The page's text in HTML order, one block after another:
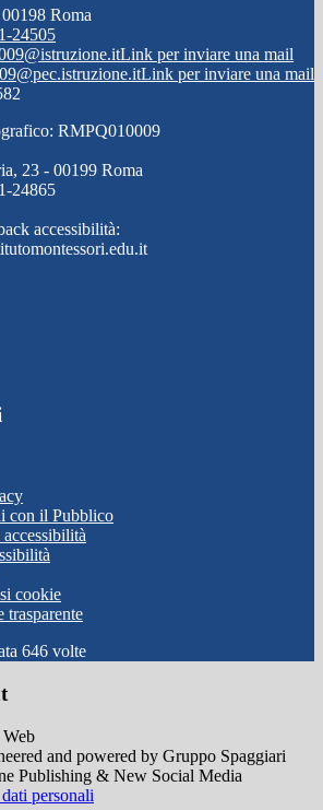
Roma
24505
Link per inviare una mail
Link per inviare una mail
RMPQ010009
23 - 00199 Roma
24865
accessibilità:
con il Pubblico
cookie
trasparente
646 volte
and powered by Gruppo Spaggiari
Publishing & New Social Media
personali